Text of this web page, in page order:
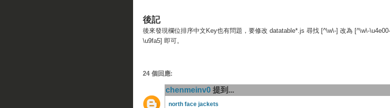
後記
後來發現欄位排序中文Key也有問題，要修改 datatable*.js 尋找 [^\w\-] 改為 [^\w\-\u4e00-
\u9fa5] 即可。
24 個回應:
chenmeinv0提到...
north face jackets